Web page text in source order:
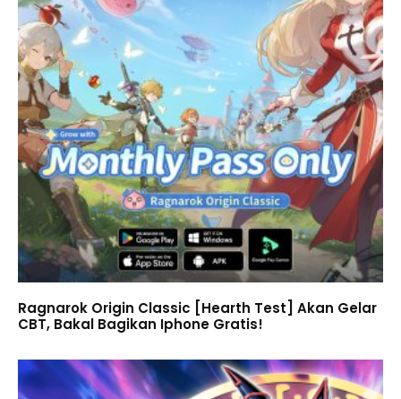
Ragnarok Origin Classic [Hearth Test] Akan Gelar
CBT, Bakal Bagikan Iphone Gratis!